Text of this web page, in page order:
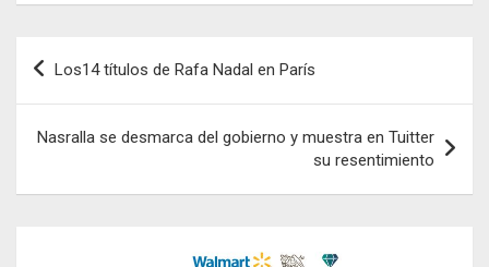
Navegación
de
Los14 títulos de Rafa Nadal en París
Nasralla se desmarca del gobierno y muestra en Tuitter
su resentimiento